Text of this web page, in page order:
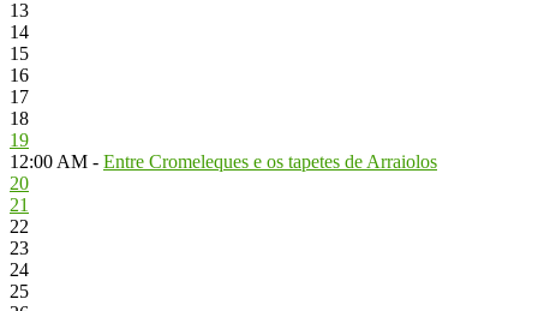
13
14
15
16
17
18
19
12:00 AM - Entre Cromeleques e os tapetes de Arraiolos
20
21
22
23
24
25